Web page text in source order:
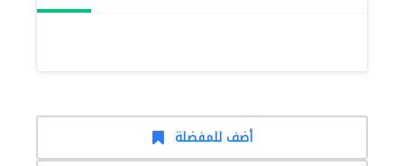
أضف للمفضلة